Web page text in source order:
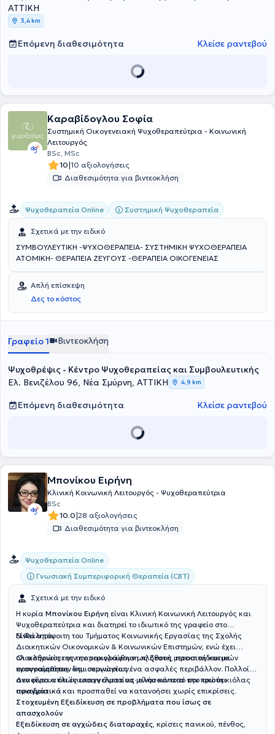
ΑΤΤΙΚΗ
3,4 km
Επόμενη διαθεσιμότητα Κλείσε ραντεβού
Καραβίδογλου Σοφία
Συστημική Οικογενειακή Ψυχοθεραπεύτρια - Κοινωνική
Λειτουργός
BSc, MSc
10|10 αξιολογήσεις
Διαθεσιμότητα για βιντεοκλήση
Ψυχοθεραπεία Online Συστημική Ψυχοθεραπεία
Σχετικά με την ειδικό
ΣΥΜΒΟΥΛΕΥΤΙΚΗ -ΨΥΧΟΘΕΡΑΠΕΙΑ- ΣΥΣΤΗΜΙΚΗ ΨΥΧΟΘΕΡΑΠΕΙΑ
ΑΤΟΜΙΚΗ- ΘΕΡΑΠΕΙΑ ΖΕΥΓΟΥΣ -ΘΕΡΑΠΕΙΑ ΟΙΚΟΓΕΝΕΙΑΣ
Απλή επίσκεψη
Δες το κόστος
Γραφείο 1 Βιντεοκλήση
Ψυχοθρέψις - Κέντρο Ψυχοθεραπείας και Συμβουλευτικής
Ελ. Βενιζέλου 96, Νέα Σμύρνη, ΑΤΤΙΚΗ
4,9 km
Επόμενη διαθεσιμότητα Κλείσε ραντεβού
Μπονίκου Ειρήνη
Κλινική Κοινωνική Λειτουργός - Ψυχοθεραπεύτρια
BSc
10.0|28 αξιολογήσεις
Διαθεσιμότητα για βιντεοκλήση
Ψυχοθεραπεία Online
Γνωσιακή Συμπεριφορική Θεραπεία (CBT)
Σχετικά με την ειδικό
Η κυρία Μπονίκου Ειρήνη είναι Κλινική Κοινωνική Λειτουργός και
Ψυχοθεραπεύτρια και διατηρεί το ιδιωτικό της γραφείο στο
Ν.Φάληρο.
Είναι απόφοιτη του Τμήματος Κοινωνικής Εργασίας της Σχολής
Διοικητικών Οικονομικών & Κοινωνικών Επιστημών, ενώ έχει
ολοκληρώσει την παρακολούθηση πλήθους μετεκπαιδευτικών
προγραμμάτων και σεμιναρίων.
Οι ασθενείς της την περιγράφουν ωςζεστή, προσιτή και με
ενσυναίσθηση, δημιουργώντας ένα ασφαλές περιβάλλον. Πολλοί
αναφέρουν ότι ένιωσαν άνετα να μιλήσουν από την πρώτη κιόλας
συνεδρία.
Δεν είναι απλώς επαγγελματίας· είναι κάποια πουακούει
πραγματικά και προσπαθεί να κατανοήσει χωρίς επικρίσεις.
Στοχευμένη Εξειδίκευση σε προβλήματα που ίσως σε
απασχολούν
Εξειδίκευση σε αγχώδεις διαταραχές, κρίσεις πανικού, πένθος,